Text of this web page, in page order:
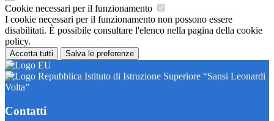
Cookie necessari per il funzionamento
I cookie necessari per il funzionamento non possono essere
disabilitati. È possibile consultare l'elenco nella pagina della cookie
policy.
Accetta tutti Salva le preferenze
Istituto di Istruzione Superiore “Sansi Leonardi
Volta”
Contatti